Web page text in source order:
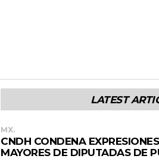
LATEST
MX.
CNDH CONDENA
MAYORES DE DIPUTADAS DE